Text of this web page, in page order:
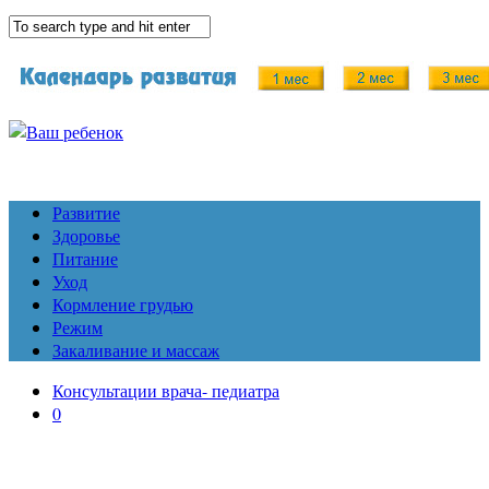
Развитие
Здоровье
Питание
Уход
Кормление грудью
Режим
Закаливание и массаж
Консультации врача- педиатра
0